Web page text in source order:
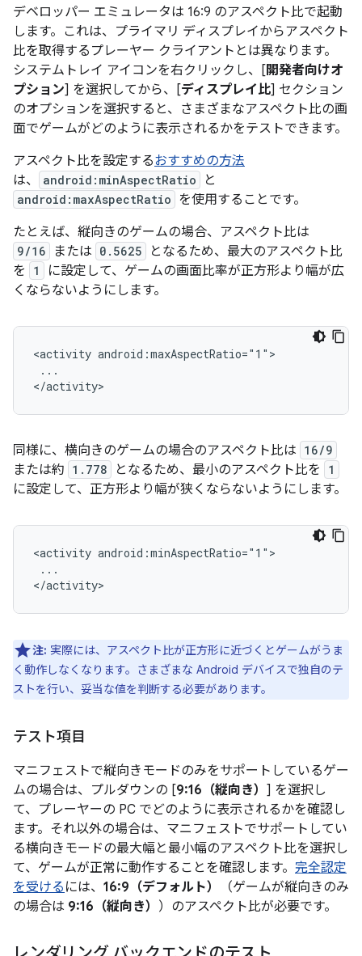
デベロッパー エミュレータは 16:9 のアスペクト比で起動
します。これは、プライマリ ディスプレイからアスペクト
比を取得するプレーヤー クライアントとは異なります。
システムトレイ アイコンを右クリックし、[ 開発者向けオ
プション] を選択してから、[ディスプレイ比] セクション
のオプションを選択すると、さまざまなアスペクト比の画
面でゲームがどのように表示されるかをテストできます。
アスペクト比を設定するおすすめの方法
は、
android:minAspectRatio と
android:maxAspectRatio を使用することです。
たとえば、縦向きのゲームの場合、アスペクト比は
9/16 または 0.5625
となるため、最大のアスペクト比
を
1
に設定して、ゲームの画面比率が正方形より幅が広
くならないようにします。
<activity
...
同様に、横向きのゲームの場合のアスペクト比は 16/9
または約 1.778 となるため、最小のアスペクト比を 1
に設定して、正方形より幅が狭くならないようにします。
<activity
...
注: 実際には、アスペクト比が正方形に近づくとゲームがうま
く動作しなくなります。さまざまな Android デバイスで独自のテ
ストを行い、妥当な値を判断する必要があります。
テスト項目
マニフェストで縦向きモードのみをサポートしているゲー
ムの場合は、プルダウンの [9:16（縦向き） ] を選択し
て、プレーヤーの PC でどのように表示されるかを確認し
ます。それ以外の場合は、マニフェストでサポートしてい
る横向きモードの最大幅と最小幅のアスペクト比を選択し
て、ゲームが正常に動作することを確認します。 完全認定
を受ける には、 16:9（デフォルト）
（ゲームが縦向きのみ
の場合は 9:16（縦向き） ）のアスペクト比が必要です。